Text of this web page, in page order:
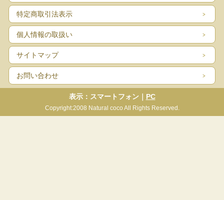
特定商取引法表示
個人情報の取扱い
サイトマップ
お問い合わせ
表示：スマートフォン｜ PC
Copyright:2008 Natural coco All Rights Reserved.